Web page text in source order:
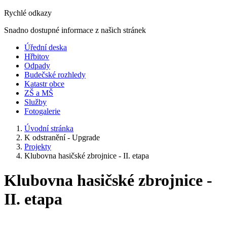
Rychlé odkazy
Snadno dostupné informace z našich stránek
Úřední deska
Hřbitov
Odpady
Budečské rozhledy
Katastr obce
ZŠ a MŠ
Služby
Fotogalerie
Úvodní stránka
K odstranění - Upgrade
Projekty
Klubovna hasičské zbrojnice - II. etapa
Klubovna hasičské zbrojnice -
II. etapa